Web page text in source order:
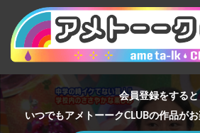
会員登録をすると
いつでもアメトーークCLUBの作品が